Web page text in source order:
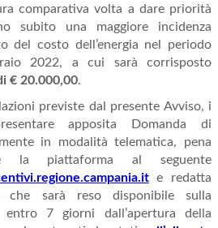
comparativa volta a dare priorità
subito una maggiore incidenza
del costo dell’energia nel periodo
2022, a cui sarà corrisposto
€ 20.000,00.
previste dal presente Avviso, i
apposita Domanda di
in modalità telematica, pena
la piattaforma al seguente
e redatta
che sarà reso disponibile sulla
entro 7 giorni dall’apertura della